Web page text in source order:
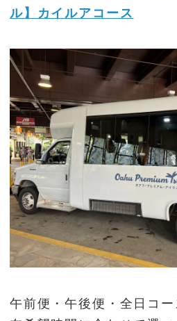
ル】カイルアコース
午前便・午後便・全日コ